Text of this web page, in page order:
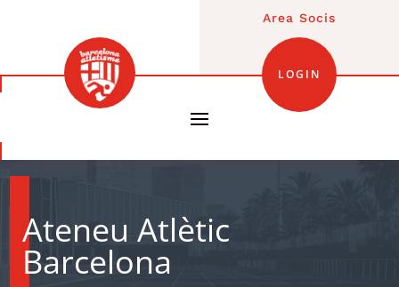
Area Socis
LOGIN
Ateneu Atlètic
Barcelona